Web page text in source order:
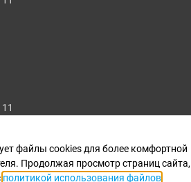
по предварительной записи
файлы cookies для более комфортной
Продолжая просмотр страниц сайта,
политикой использования файлов